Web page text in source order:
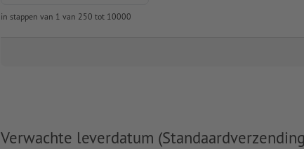
in stappen van 1 van 250 tot 10000
Verwachte leverdatum